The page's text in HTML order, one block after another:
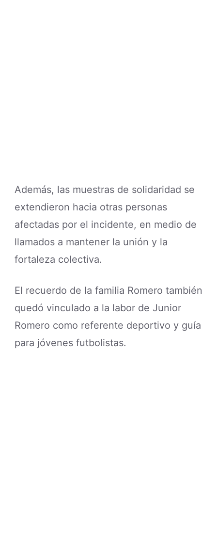
Además, las muestras de solidaridad se
extendieron hacia otras personas
afectadas por el incidente, en medio de
llamados a mantener la unión y la
fortaleza colectiva.
El recuerdo de la familia Romero también
quedó vinculado a la labor de Junior
Romero como referente deportivo y guía
para jóvenes futbolistas.